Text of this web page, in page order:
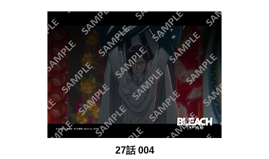
モバイルバッテリーシェアリング（店舗限定）
モバイルWi-Fiバッテリーシェアリング（店舗限定）
荷物預かりサービス「ecbocloakエクボクローク」（店舗限定）
パウダースペース ラブン（店舗限定）
27話 004